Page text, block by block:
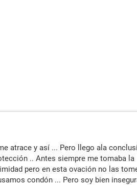
atrace y así ... Pero llego ala
.. Antes siempre me tomaba la
pero en esta ovación no las
condón ... Pero soy bien